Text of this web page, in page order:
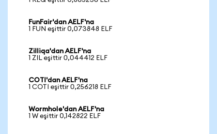
FunFair'dan AELF'na
1 FUN eşittir 0,073848 ELF
Zilliqa'dan AELF'na
1 ZIL eşittir 0,044412 ELF
COTI'dan AELF'na
1 COTI eşittir 0,256218 ELF
Wormhole'dan AELF'na
1 W eşittir 0,142822 ELF